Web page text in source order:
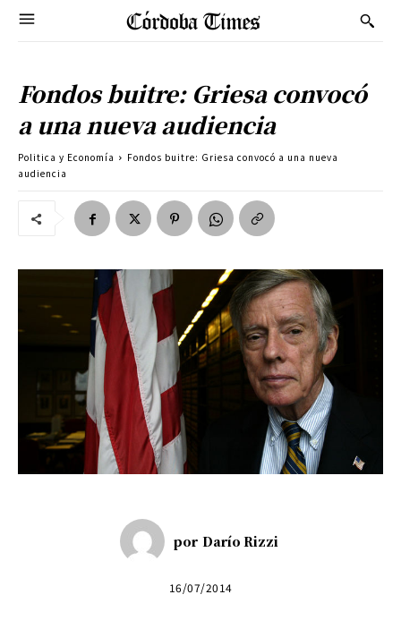
Fondos buitre: Griesa convocó
a una nueva audiencia
Politica y Economía
Fondos buitre: Griesa convocó a una nueva
audiencia
por Darío Rizzi
16/07/2014